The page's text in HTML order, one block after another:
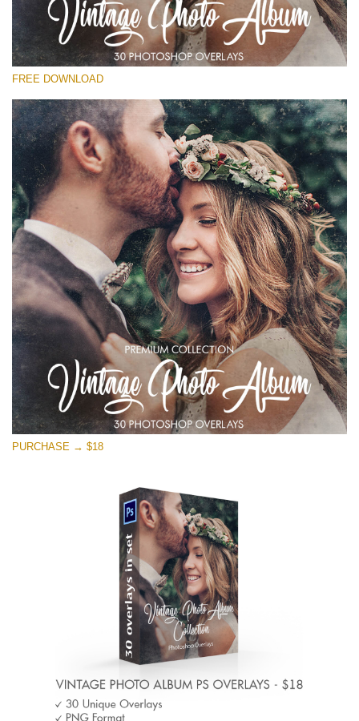
Small 800*533px
Vintage Photo Album
(30 Overlays)
Entire Collection
(1783 Overlays)
Large 6000*4000px
無料ダウンロード
FREE DOWNLOAD
PURCHASE → $18